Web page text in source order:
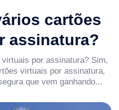
cartões
assinatura?
por assinatura? Sim,
virtuais por assinatura,
que vem ganhando...